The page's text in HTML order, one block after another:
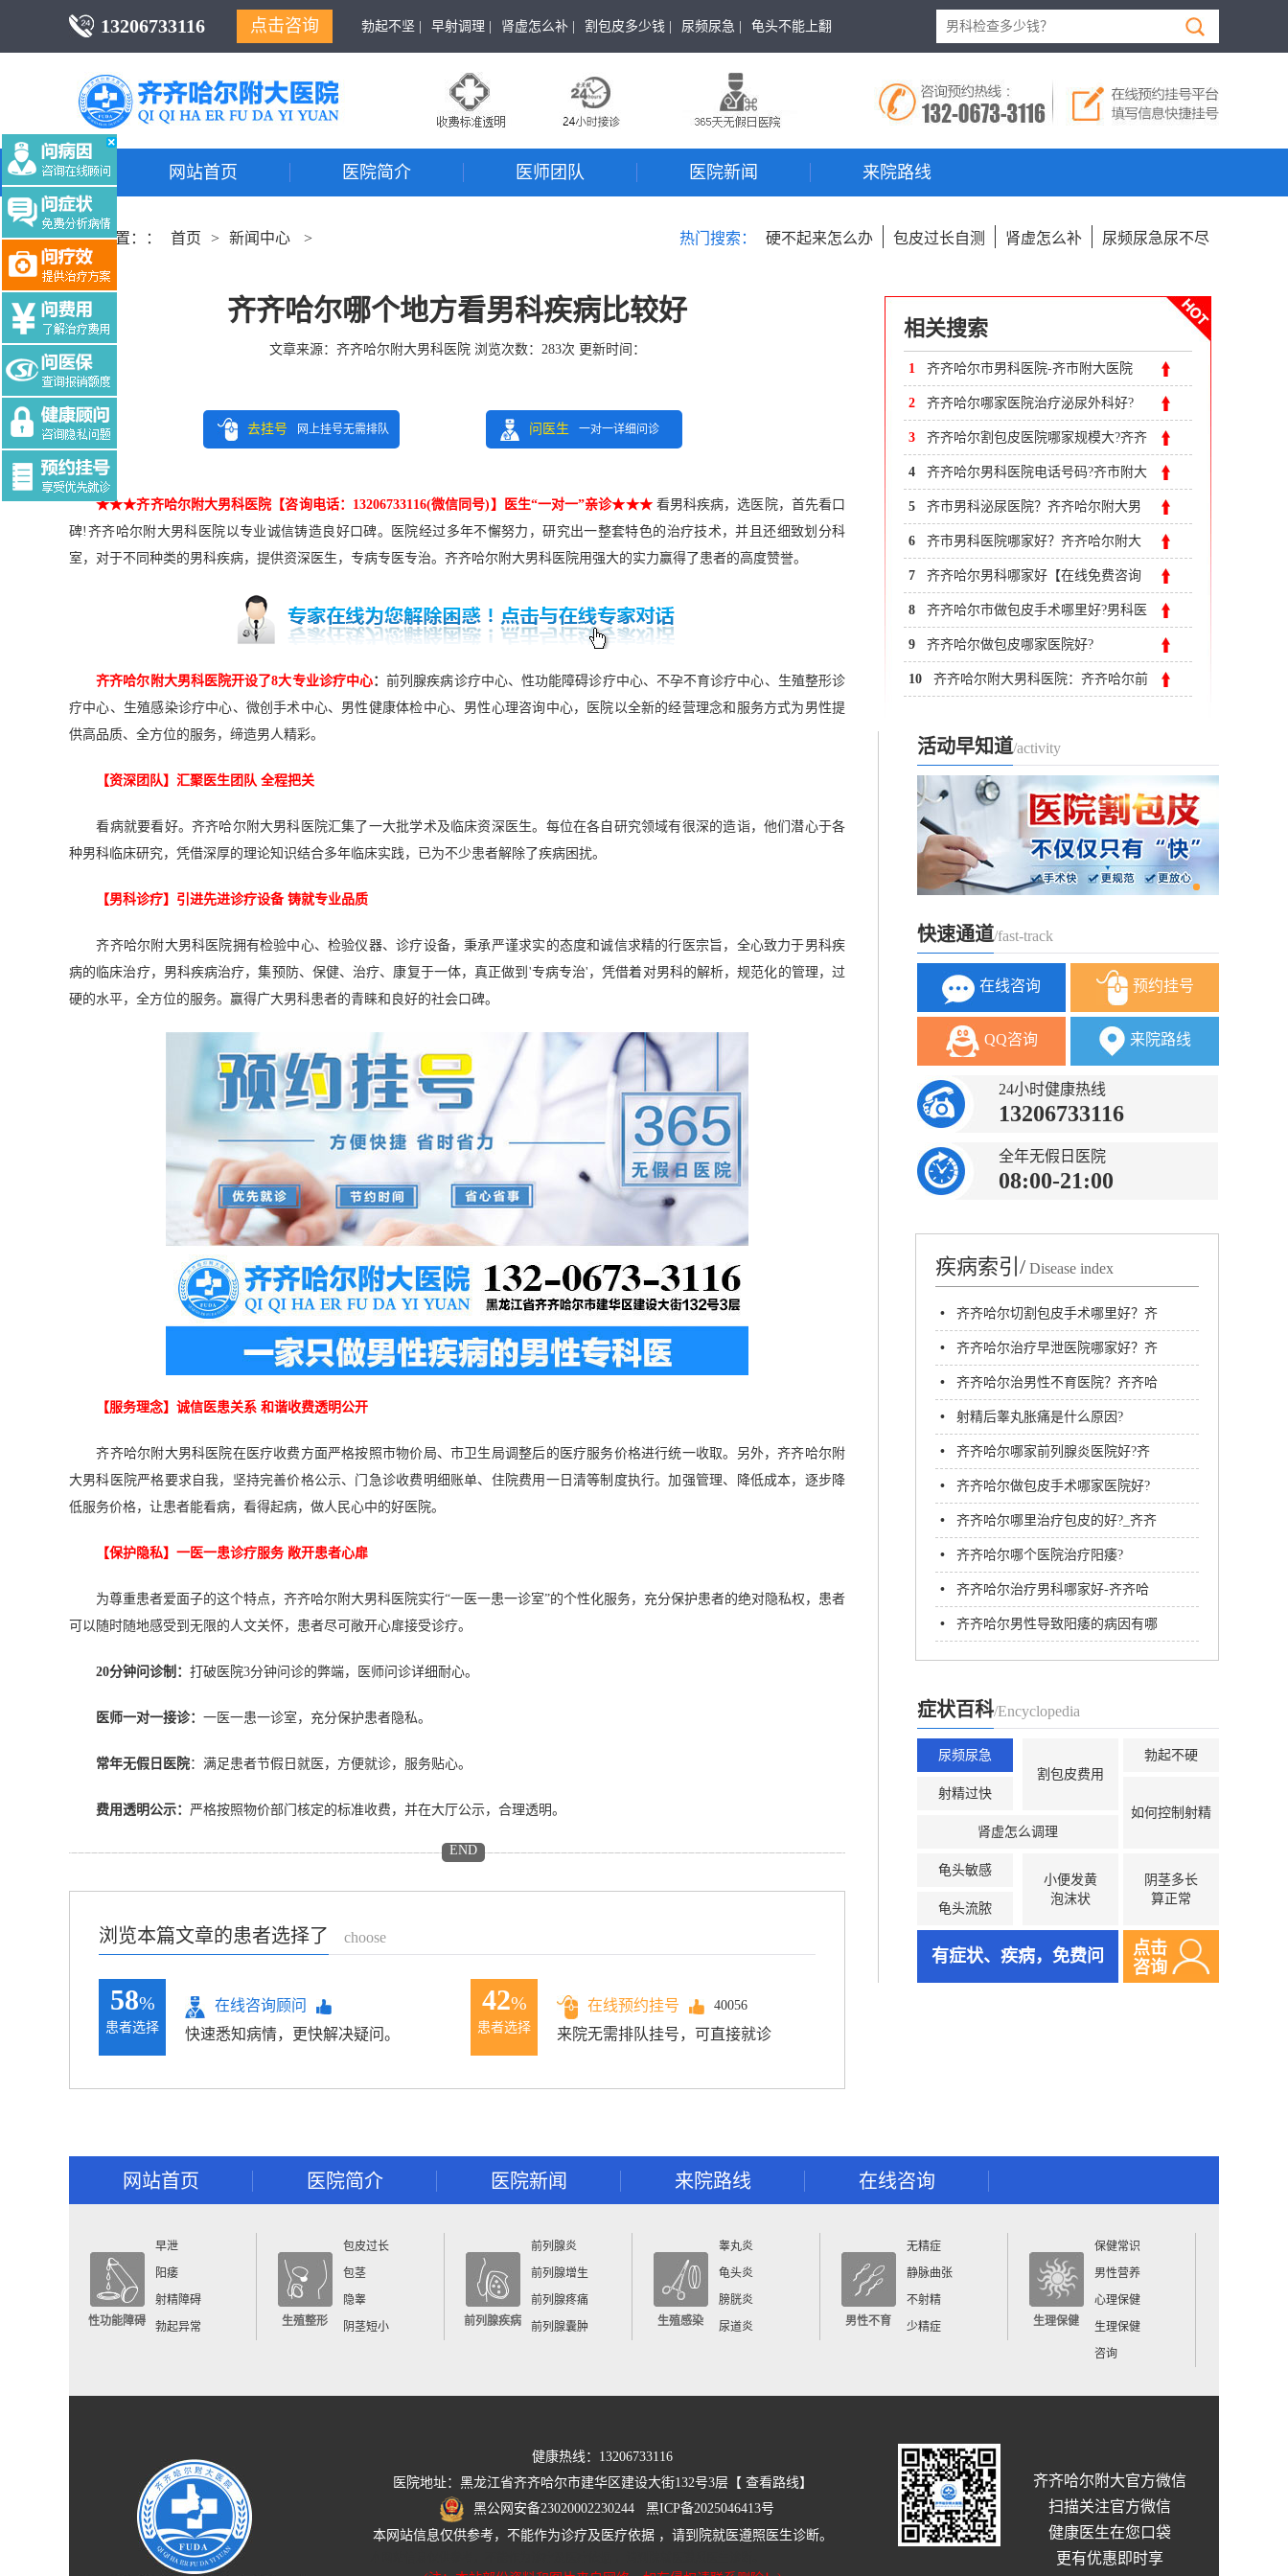
13206733116 点击咨询 勃起不坚 | 早射调理 | 肾虚怎么补 | 割包皮多少钱 | 尿频尿急 | 龟头不能上翻
网站首页 医院简介 医师团队 医院新闻 来院路线
当前位置：： 首页 > 新闻中心 > 热门搜索： 硬不起来怎么办 包皮过长自测 肾虚怎么补 尿频尿急尿不尽
齐齐哈尔哪个地方看男科疾病比较好
文章来源： 齐齐哈尔附大男科医院浏览次数： 283次 更新时间：
去挂号 网上挂号无需排队 问医生 一对一详细问诊
Tag:$tag
★★★齐齐哈尔附大男科医院【咨询电话：13206733116(微信同号)】医生“一对一”亲诊★★★ 看男科疾病，选医院，首先看口
碑!齐齐哈尔附大男科医院以专业诚信铸造良好口碑。医院经过多年不懈努力，研究出一整套特色的治疗技术，并且还细致划分科
室，对于不同种类的男科疾病，提供资深医生，专病专医专治。齐齐哈尔附大男科医院用强大的实力赢得了患者的高度赞誉。
齐齐哈尔附大男科医院开设了8大专业诊疗中心：前列腺疾病诊疗中心、性功能障碍诊疗中心、不孕不育诊疗中心、生殖整形诊
疗中心、生殖感染诊疗中心、微创手术中心、男性健康体检中心、男性心理咨询中心，医院以全新的经营理念和服务方式为男性提
供高品质、全方位的服务，缔造男人精彩。
【资深团队】汇聚医生团队 全程把关
看病就要看好。齐齐哈尔附大男科医院汇集了一大批学术及临床资深医生。每位在各自研究领域有很深的造诣，他们潜心于各
种男科临床研究，凭借深厚的理论知识结合多年临床实践，已为不少患者解除了疾病困扰。
【男科诊疗】引进先进诊疗设备 铸就专业品质
齐齐哈尔附大男科医院拥有检验中心、检验仪器、诊疗设备，秉承严谨求实的态度和诚信求精的行医宗旨，全心致力于男科疾
病的临床治疗，男科疾病治疗，集预防、保健、治疗、康复于一体，真正做到'专病专治'，凭借着对男科的解析，规范化的管理，过
硬的水平，全方位的服务。赢得广大男科患者的青睐和良好的社会口碑。
【服务理念】诚信医患关系 和谐收费透明公开
齐齐哈尔附大男科医院在医疗收费方面严格按照市物价局、市卫生局调整后的医疗服务价格进行统一收取。另外，齐齐哈尔附
大男科医院严格要求自我，坚持完善价格公示、门急诊收费明细账单、住院费用一日清等制度执行。加强管理、降低成本，逐步降
低服务价格，让患者能看病，看得起病，做人民心中的好医院。
【保护隐私】一医一患诊疗服务 敞开患者心扉
为尊重患者爱面子的这个特点，齐齐哈尔附大男科医院实行“一医一患一诊室”的个性化服务，充分保护患者的绝对隐私权，患者
可以随时随地感受到无限的人文关怀，患者尽可敞开心扉接受诊疗。
20分钟问诊制： 打破医院3分钟问诊的弊端，医师问诊详细耐心。
医师一对一接诊： 一医一患一诊室，充分保护患者隐私。
常年无假日医院：满足患者节假日就医，方便就诊，服务贴心。
费用透明公示： 严格按照物价部门核定的标准收费，并在大厅公示，合理透明。
END
浏览本篇文章的患者选择了 choose
58%
患者选择
在线咨询顾问
快速悉知病情，更快解决疑问。
42%
患者选择
在线预约挂号 40056
来院无需排队挂号，可直接就诊
相关搜索
1 齐齐哈尔市男科医院-齐市附大医院
2 齐齐哈尔哪家医院治疗泌尿外科好?
3 齐齐哈尔割包皮医院哪家规模大?齐齐
哈尔附大男科医院
4 齐齐哈尔男科医院电话号码?齐市附大
医院13206733116
5 齐市男科泌尿医院？齐齐哈尔附大男
科医院
6 齐市男科医院哪家好？齐齐哈尔附大
男科医院
7 齐齐哈尔男科哪家好【在线免费咨询
共1368次】
8 齐齐哈尔市做包皮手术哪里好?男科医
院专业医生
9 齐齐哈尔做包皮哪家医院好?
10 齐齐哈尔附大男科医院：齐齐哈尔前
活动早知道/activity
快速通道/fast-track
在线咨询 预约挂号
QQ咨询 来院路线
24小时健康热线
13206733116
全年无假日医院
08:00-21:00
疾病索引/ Disease index
• 齐齐哈尔切割包皮手术哪里好？齐
齐哈尔附大男科医院
• 齐齐哈尔治疗早泄医院哪家好？齐
齐哈尔附大男科医院
• 齐齐哈尔治男性不育医院？齐齐哈
尔附大男科医院
• 射精后睾丸胀痛是什么原因?
• 齐齐哈尔哪家前列腺炎医院好?齐
齐哈尔附大男科医院
• 齐齐哈尔做包皮手术哪家医院好?
齐齐哈尔附大男科医院
• 齐齐哈尔哪里治疗包皮的好?_齐齐
哈尔附大男科医院
• 齐齐哈尔哪个医院治疗阳痿?
• 齐齐哈尔治疗男科哪家好-齐齐哈
尔市看男科哪个好
• 齐齐哈尔男性导致阳痿的病因有哪
些?
症状百科/Encyclopedia
尿频尿急
割包皮费用
射精过快
肾虚怎么调理
龟头敏感
小便发黄
泡沫状
龟头流脓
勃起不硬
如何控制射精
阴茎多长
算正常
有症状、疾病，免费问
点击
咨询
网站首页 医院简介 医院新闻 来院路线 在线咨询
性功能障碍
早泄
阳痿
射精障碍
勃起异常
生殖整形
包皮过长
包茎
隐睾
阴茎短小
前列腺疾病
前列腺炎
前列腺增生
前列腺疼痛
前列腺囊肿
生殖感染
睾丸炎
龟头炎
膀胱炎
尿道炎
男性不育
无精症
静脉曲张
不射精
少精症
生理保健
保健常识
男性营养
心理保健
生理保健
咨询
健康热线：13206733116
医院地址：黑龙江省齐齐哈尔市建华区建设大街132号3层【 查看路线】
黑公网安备23020002230244
黑ICP备2025046413号
本网站信息仅供参考，不能作为诊疗及医疗依据 ，请到院就医遵照医生诊断。
齐齐哈尔附大官方微信
扫描关注官方微信
健康医生在您口袋
更有优惠即时享